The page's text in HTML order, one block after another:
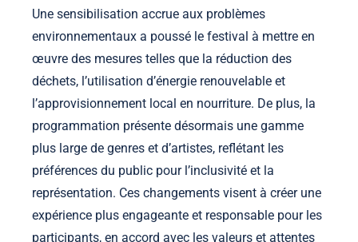
Une sensibilisation accrue aux problèmes
environnementaux a poussé le festival à mettre en
œuvre des mesures telles que la réduction des
déchets, l’utilisation d’énergie renouvelable et
l’approvisionnement local en nourriture. De plus, la
programmation présente désormais une gamme
plus large de genres et d’artistes, reflétant les
préférences du public pour l’inclusivité et la
représentation. Ces changements visent à créer une
expérience plus engageante et responsable pour les
participants, en accord avec les valeurs et attentes